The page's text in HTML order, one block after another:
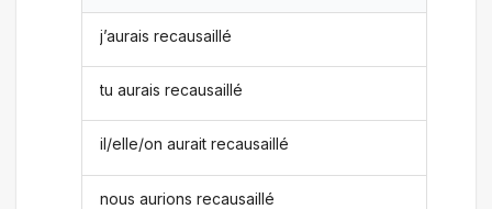
j’aurais recausaillé
tu aurais recausaillé
il/elle/on aurait recausaillé
nous aurions recausaillé